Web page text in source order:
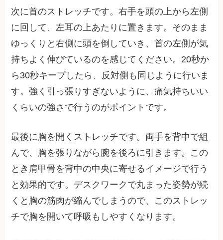
次に首のストレッチです。右手を頭の上から左側
に回して、左耳の上あたりに置きます。そのまま
ゆっくりと右側に頭を倒していき、首の左側が気
持ちよく伸びているのを感じてください。20秒か
ら30秒キープしたら、反対側も同じように行いま
す。強く引っ張りすぎないように、痛気持ちいい
くらいの強さで行うのがポイントです。
最後に胸を開くストレッチです。両手を背中で組
んで、胸を張りながら腕を後ろに引きます。この
とき肩甲骨を背中の中央に寄せるイメージで行う
と効果的です。デスクワークで丸まった姿勢が続
くと胸の筋肉が縮んでしまうので、このストレッ
チで胸を開いて呼吸もしやすくなります。